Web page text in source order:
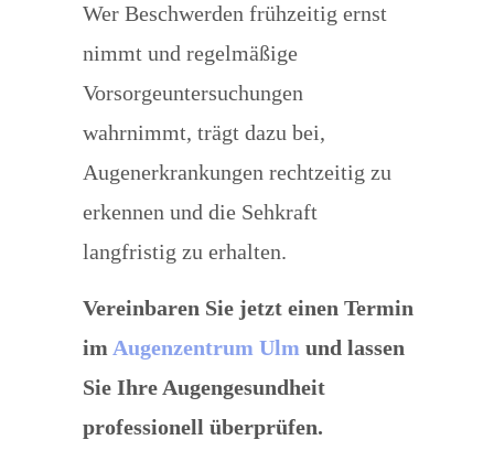
Wer Beschwerden frühzeitig ernst
nimmt und regelmäßige
Vorsorgeuntersuchungen
wahrnimmt, trägt dazu bei,
Augenerkrankungen rechtzeitig zu
erkennen und die Sehkraft
langfristig zu erhalten.
Vereinbaren Sie jetzt einen Termin
im Augenzentrum Ulm und lassen
Sie Ihre Augengesundheit
professionell überprüfen.